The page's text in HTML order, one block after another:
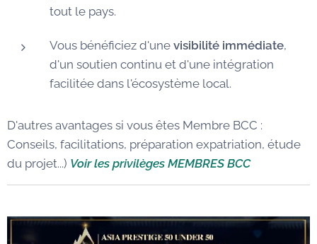
tout le pays.
Vous bénéficiez d'une visibilité immédiate,
d'un soutien continu et d'une intégration
facilitée dans l'écosystème local.
D'autres avantages si vous êtes Membre BCC :
Conseils, facilitations, préparation expatriation, étude
du projet...) Voir les privilèges MEMBRES BCC